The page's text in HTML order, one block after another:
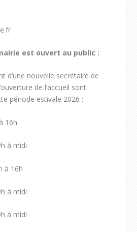
est ouvert au public :
d’une nouvelle secrétaire de
de l’accueil sont
période estivale 2026 :
16h
à midi
à 16h
à midi
à midi